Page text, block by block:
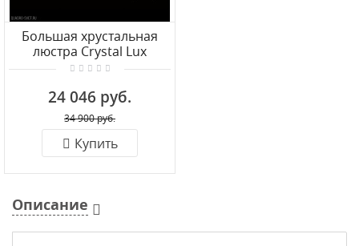
Большая хрустальная
люстра Crystal Lux
ETERNIDAT SP7 CHROME
24 046 руб.
34 900 руб.
Купить
Описание